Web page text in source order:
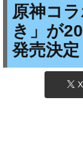
原神コ
き」が
発売決定
X